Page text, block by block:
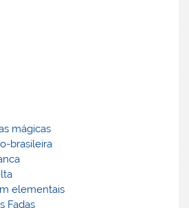
mágicas
brasileira
elementais
Fadas